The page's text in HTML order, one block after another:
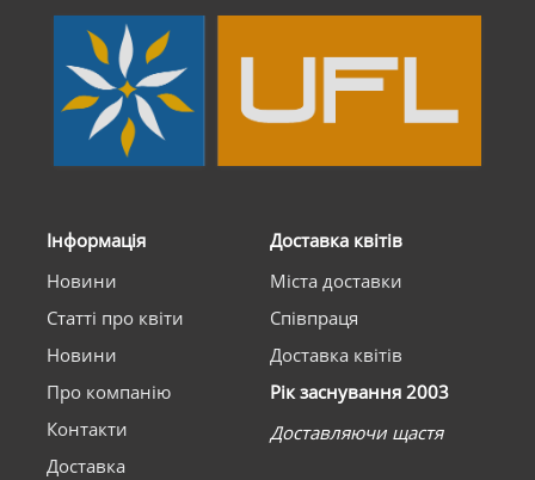
Інформація
Новини
Статті про квіти
Новини
Про компанію
Контакти
Доставка
Доставка квітів
Міста доставки
Співпраця
Доставка квітів
Рік заснування 2003
Доставляючи щастя